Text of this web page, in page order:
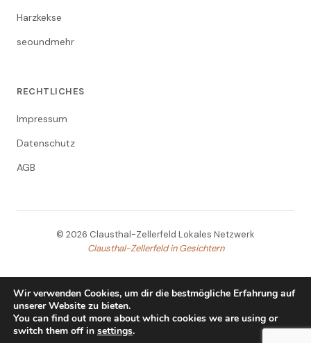
Harzkekse
seoundmehr
RECHTLICHES
Impressum
Datenschutz
AGB
© 2026 Clausthal-Zellerfeld Lokales Netzwerk
Clausthal-Zellerfeld in Gesichtern
Wir verwenden Cookies, um dir die bestmögliche Erfahrung auf
unserer Website zu bieten.
You can find out more about which cookies we are using or
switch them off in settings.